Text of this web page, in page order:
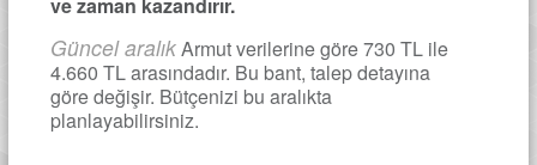
ve zaman kazandırır.
Güncel aralıkArmut verilerine göre 730 TL ile
4.660 TL arasındadır. Bu bant, talep detayına
göre değişir. Bütçenizi bu aralıkta
planlayabilirsiniz.